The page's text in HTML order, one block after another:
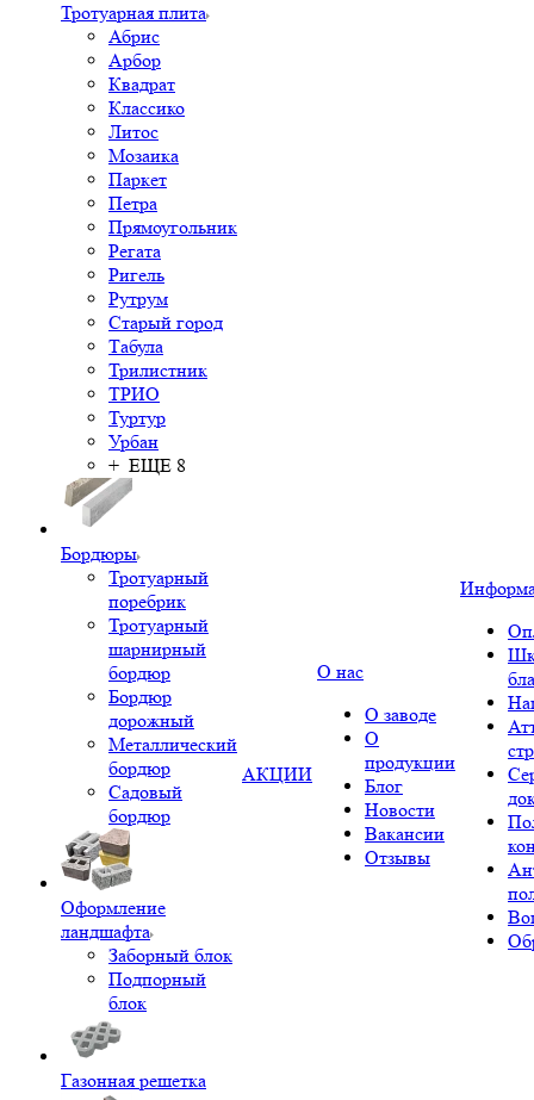
Тротуарная плита
Абрис
Арбор
Квадрат
Классико
Литос
Мозаика
Паркет
Петра
Прямоугольник
Регата
Ригель
Рутрум
Старый город
Табула
Трилистник
ТРИО
Туртур
Урбан
+ ЕЩЕ 8
Бордюры
Тротуарный
поребрик
Тротуарный
шарнирный
бордюр
Бордюр
дорожный
Металлический
бордюр
Садовый
бордюр
Оформление
ландшафта
Заборный блок
Подпорный
блок
Газонная решетка
АКЦИИ
О нас
О заводе
О
продукции
Блог
Новости
Вакансии
Отзывы